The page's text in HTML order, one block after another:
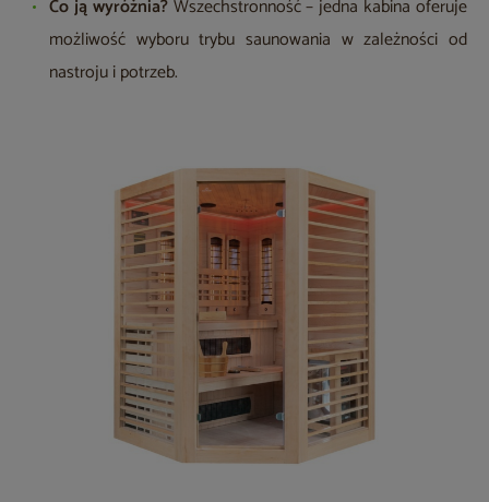
Co ją wyróżnia?Wszechstronność – jedna kabina oferuje
możliwość wyboru trybu saunowania w zależności od
nastroju i potrzeb.